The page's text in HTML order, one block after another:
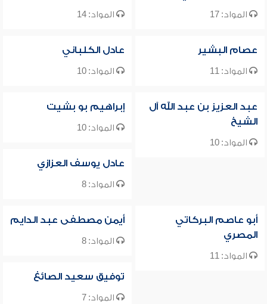
المواد: 17 المواد: 14
عصام البشير
المواد: 11
عادل الكلباني
المواد: 10
عبد العزيز بن عبد الله آل
الشيخ
المواد: 10
إبراهيم بو بشيت
المواد: 10
عادل يوسف العزازي
المواد: 8
أبو عاصم البركاتي
المصري
المواد: 11
أيمن مصطفى عبد الدايم
المواد: 8
توفيق سعيد الصائغ
المواد: 7